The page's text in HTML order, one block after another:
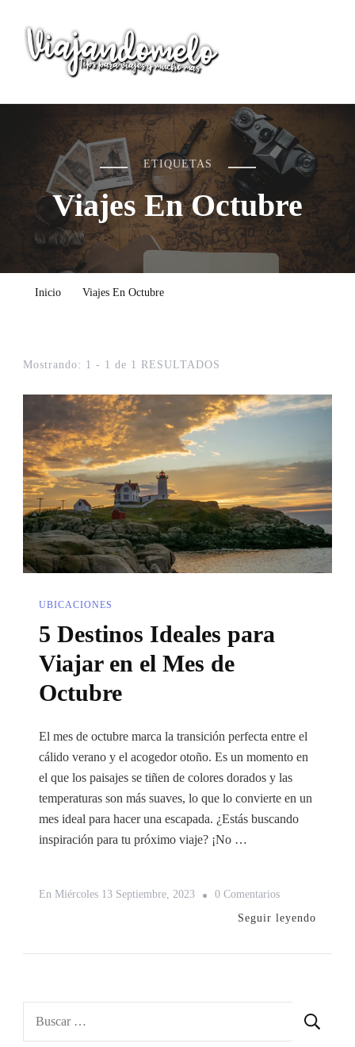
Viajandomelo
Todo lo que necesitas saber en tu próximo viaje
ETIQUETAS
Viajes En Octubre
Inicio Viajes En Octubre
Mostrando: 1 - 1 de 1 RESULTADOS
UBICACIONES
5 Destinos Ideales para
Viajar en el Mes de
Octubre
El mes de octubre marca la transición perfecta entre el
cálido verano y el acogedor otoño. Es un momento en
el que los paisajes se tiñen de colores dorados y las
temperaturas son más suaves, lo que lo convierte en un
mes ideal para hacer una escapada. ¿Estás buscando
inspiración para tu próximo viaje? ¡No …
En Miércoles 13 Septiembre, 2023 0 ComentariosEn
5
Seguir leyendo